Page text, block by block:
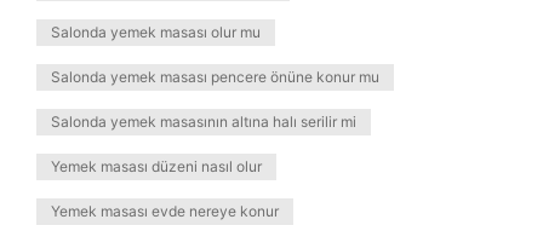
Salonda yemek masası olur mu
Salonda yemek masası pencere önüne konur mu
Salonda yemek masasının altına halı serilir mi
Yemek masası düzeni nasıl olur
Yemek masası evde nereye konur